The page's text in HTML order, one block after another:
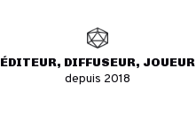
ÉDITEUR, DIFFUSEUR, JOUEUR
depuis 2018